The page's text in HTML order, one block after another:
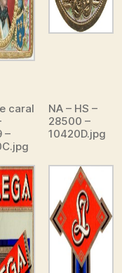
caral
–
NA – HS –
28500 –
10420D.jpg